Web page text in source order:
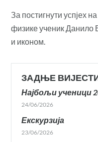
За постигнути успјех
физике ученик Данило
и иконом.
ЗАДЊЕ
Најбољи ученици
24/06/2026
Екскурзија
23/06/2026